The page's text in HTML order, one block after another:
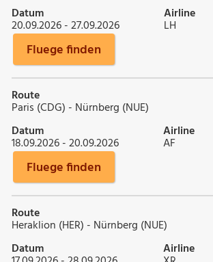
Datum
20.09.2026 - 27.09.2026
Airline
LH
Fluege finden
Route
Paris (CDG) - Nürnberg (NUE)
Datum
18.09.2026 - 20.09.2026
Airline
AF
Fluege finden
Route
Heraklion (HER) - Nürnberg (NUE)
Datum
Airline